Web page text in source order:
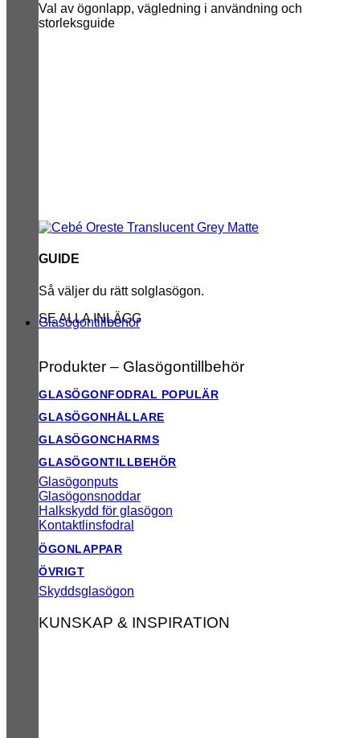
Val av ögonlapp, vägledning i användning och
storleksguide
GUIDE
Så väljer du rätt solglasögon.
SE ALLA INLÄGG
Glasögontillbehör
Produkter – Glasögontillbehör
GLASÖGONFODRAL
GLASÖGONHÅLLARE
GLASÖGONCHARMS
GLASÖGONTILLBEHÖR
Glasögonputs
Glasögonsnoddar
Halkskydd för glasögon
Kontaktlinsfodral
ÖGONLAPPAR
ÖVRIGT
Skyddsglasögon
KUNSKAP & INSPIRATION